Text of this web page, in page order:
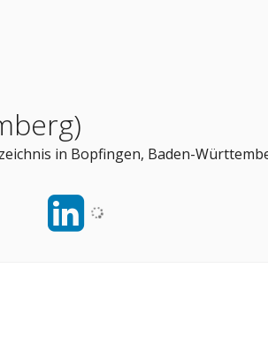
in Bopfingen, Baden-